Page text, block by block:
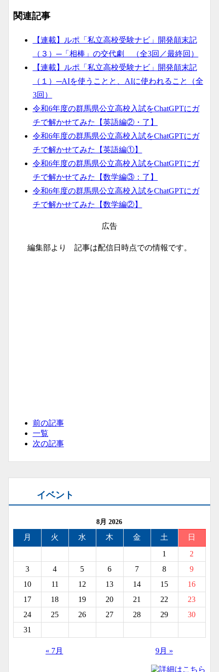
関連記事
【連載】ルポ「私立高校受験ナビ」開発顛末記
（３）─「相棒」の交代劇 （全3回／最終回）
【連載】ルポ「私立高校受験ナビ」開発顛末記
（１）─AIを使うことと、AIに使われること（全
3回）
令和6年度の群馬県公立高校入試をChatGPTにガ
チで解かせてみた【英語編②・了】
令和6年度の群馬県公立高校入試をChatGPTにガ
チで解かせてみた【英語編①】
令和6年度の群馬県公立高校入試をChatGPTにガ
チで解かせてみた【数学編③：了】
令和6年度の群馬県公立高校入試をChatGPTにガ
チで解かせてみた【数学編②】
広告
編集部より 記事は配信日時点での情報です。
前の記事
一覧
次の記事
イベント
8月 2026
月 火 水 木 金 土
日
1
2
3
4 5 6 7 8
9
10
11 12 13 14 15
16
17
18 19 20 21 22
23
24
25 26 27 28 29
30
31
« 7月 9月 »